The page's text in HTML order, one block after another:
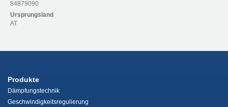
84879090
Ursprungsland
AT
Produkte
Dämpfungstechnik
Geschwindigkeitsregulierung